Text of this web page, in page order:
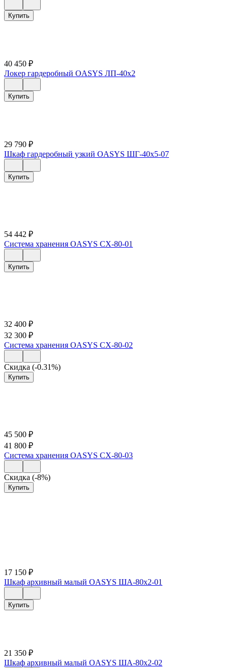
Купить
40 450 ₽
Локер гардеробный OASYS ЛП-40х2
Купить
29 790 ₽
Шкаф гардеробный узкий OASYS ШГ-40х5-07
Купить
54 442 ₽
Система хранения OASYS СХ-80-01
Купить
32 400 ₽
32 300 ₽
Система хранения OASYS СХ-80-02
Скидка (-0.31%)
Купить
45 500 ₽
41 800 ₽
Система хранения OASYS СХ-80-03
Скидка (-8%)
Купить
17 150 ₽
Шкаф архивный малый OASYS ША-80х2-01
Купить
21 350 ₽
Шкаф архивный малый OASYS ША-80х2-02